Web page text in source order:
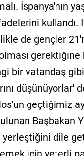
İspanya'nın
kullandı.
de gençler
bir vatandaş
düşünüyorlar'
geçtiğimiz
Başbakan
yerleştiğini dile